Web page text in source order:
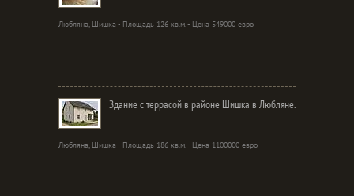
Любляна, Шишка - Площадь 126 кв.м. - Цена 549000 евро
Здание с террасой в районе Шишка в Любляне.
Любляна, Шишка - Площадь 186 кв.м. - Цена 1100000 евро